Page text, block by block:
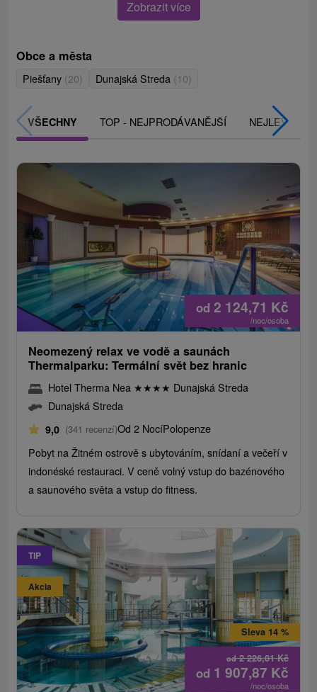
Zobrazit více
Obce a města
Piešťany (20) Dunajská Streda (10)
VŠECHNY TOP - NEJPRODÁVANĚJŠÍ NEJLEVNĚJŠÍ
od 2 124,71 Kč
/noc/osoba
Neomezený relax ve vodě a saunách
Thermalparku: Termální svět bez hranic
Hotel Therma Nea ★★★★ Dunajská Streda
Dunajská Streda
9,0 (341 recenzí)Od 2 NocíPolopenze
Pobyt na Žitném ostrově s ubytováním, snídaní a večeří v
indonéské restauraci. V ceně volný vstup do bazénového
a saunového světa a vstup do fitness.
TIP
Akcia
od2 226,01Kč
Sleva 14 %
od 1 907,87 Kč
/noc/osoba